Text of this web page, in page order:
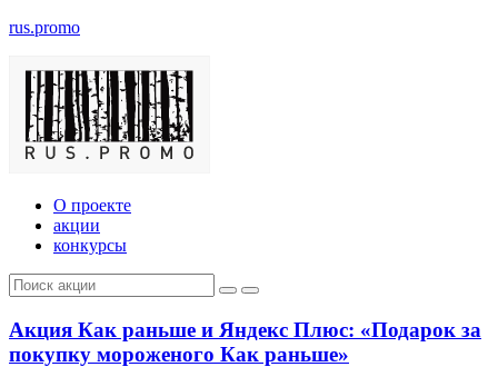
rus.promo
О проекте
акции
конкурсы
Акция Как раньше и Яндекс Плюс: «Подарок за
покупку мороженого Как раньше»